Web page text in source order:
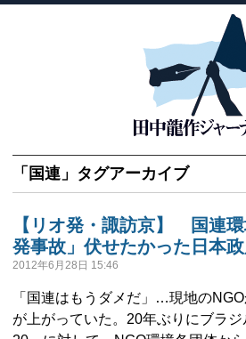
「 国連 」タグアーカイブ
【リオ発・諏訪京】 国連
発事故」伏せたかった日本
2012年6月28日 15:46
「国連はもうダメだ」…現地の
が上がっていた。20年ぶりにブラ